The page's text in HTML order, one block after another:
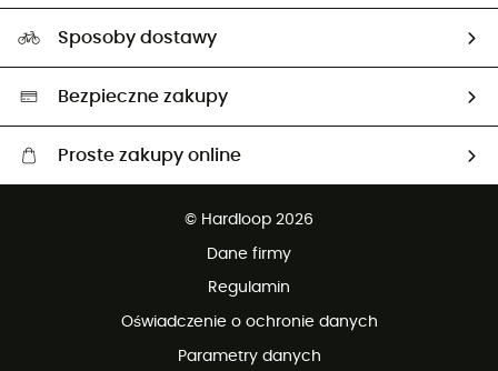
Ambasadorzy
Wybrane produkty eko
Sposoby dostawy
Bezpieczne zakupy
Proste zakupy online
© Hardloop 2026
Dane firmy
Regulamin
Oświadczenie o ochronie danych
Parametry danych